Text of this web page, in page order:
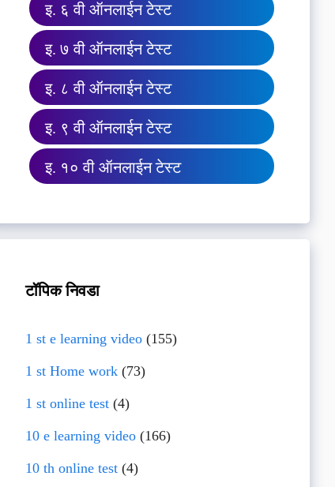
इ. ६ वी ऑनलाईन टेस्ट
इ. ७ वी ऑनलाईन टेस्ट
इ. ८ वी ऑनलाईन टेस्ट
इ. ९ वी ऑनलाईन टेस्ट
इ. १० वी ऑनलाईन टेस्ट
टॉपिक निवडा
1 st e learning video(155)
1 st Home work(73)
1 st online test(4)
10 e learning video(166)
10 th online test(4)